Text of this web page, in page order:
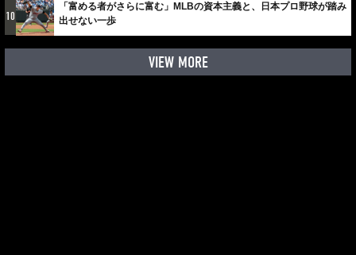
10
「富める者がさらに富む」MLBの資本主義と、日本プロ野球が踏み
出せない一歩
VIEW MORE